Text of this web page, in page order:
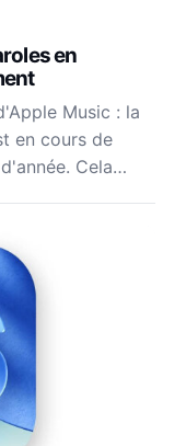
en
Music : la
en cours de
Cela…